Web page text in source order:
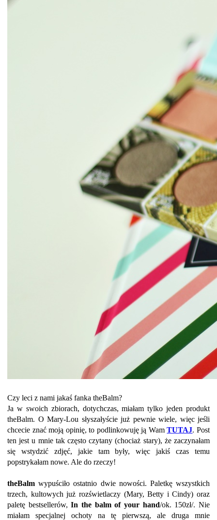
Czy leci z nami jakaś fanka theBalm?
Ja w swoich zbiorach, dotychczas, miałam tylko jeden produkt
theBalm. O Mary-Lou słyszałyście już pewnie wiele, więc jeśli
chcecie znać moją opinię, to podlinkowuję ją WamTUTAJ. Post
ten jest u mnie tak często czytany (chociaż stary), że zaczynałam
się wstydzić zdjęć, jakie tam były, więc jakiś czas temu
popstrykałam nowe. Ale do rzeczy!
theBalm wypuściło ostatnio dwie nowości. Paletkę wszystkich
trzech, kultowych już rozświetlaczy (Mary, Betty i Cindy) oraz
paletę bestsellerów,In the balm of your hand/ok. 150zł/. Nie
miałam specjalnej ochoty na tę pierwszą, ale druga mnie